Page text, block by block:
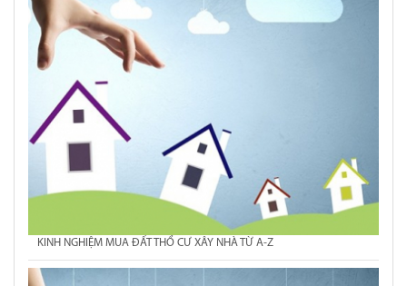
KINH NGHIỆM MUA ĐẤT THỔ CƯ XÂY NHÀ TỪ A-Z